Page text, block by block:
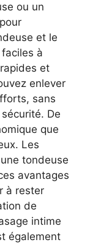
ou un
et le
à
et
enlever
sans
De
que
Les
tondeuse
avantages
à rester
de
intime
également